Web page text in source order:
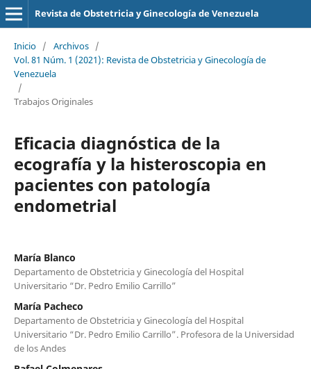
Revista de Obstetricia y Ginecología de Venezuela
Inicio / Archivos /
Vol. 81 Núm. 1 (2021): Revista de Obstetricia y Ginecología de
Venezuela
/
Trabajos Originales
Eficacia diagnóstica de la
ecografía y la histeroscopia en
pacientes con patología
endometrial
María Blanco
Departamento de Obstetricia y Ginecología del Hospital
Universitario “Dr. Pedro Emilio Carrillo”
María Pacheco
Departamento de Obstetricia y Ginecología del Hospital
Universitario “Dr. Pedro Emilio Carrillo”. Profesora de la Universidad
de los Andes